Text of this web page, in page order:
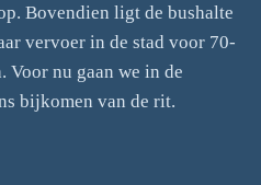
Bovendien ligt de bushalte
vervoer in de stad voor 70-
Voor nu gaan we in de
bijkomen van de rit.